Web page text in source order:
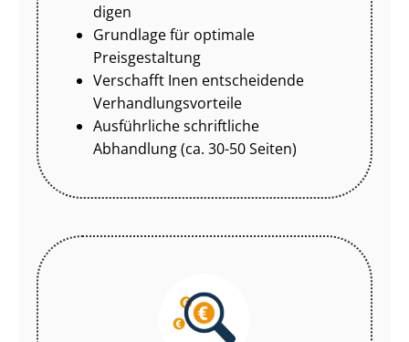
di­gen
Grundlage für optimale
Preisgestaltung
Verschafft Inen entscheidende
Ver­hand­lungs­vor­tei­le
Ausführliche schriftliche
Abhandlung (ca. 30-50 Seiten)